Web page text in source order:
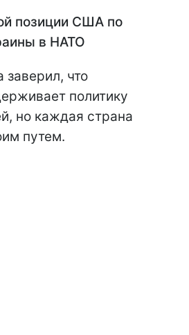
позиции США по
в НАТО
заверил, что
политику
но каждая страна
путем.